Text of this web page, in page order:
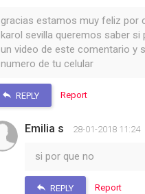
gracias estamos muy feliz por
karol sevilla queremos saber si
un video de este comentario y
numero de tu celular
REPLY Report
Emilia s 28-01-2018 11:24
si por que no
REPLY Report